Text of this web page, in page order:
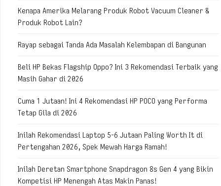
Kenapa Amerika Melarang Produk Robot Vacuum Cleaner &
Produk Robot Lain?
Rayap sebagai Tanda Ada Masalah Kelembapan di Bangunan
Beli HP Bekas Flagship Oppo? Ini 3 Rekomendasi Terbaik yang
Masih Gahar di 2026
Cuma 1 Jutaan! Ini 4 Rekomendasi HP POCO yang Performa
Tetap Gila di 2026
Inilah Rekomendasi Laptop 5-6 Jutaan Paling Worth It di
Pertengahan 2026, Spek Mewah Harga Ramah!
Inilah Deretan Smartphone Snapdragon 8s Gen 4 yang Bikin
Kompetisi HP Menengah Atas Makin Panas!